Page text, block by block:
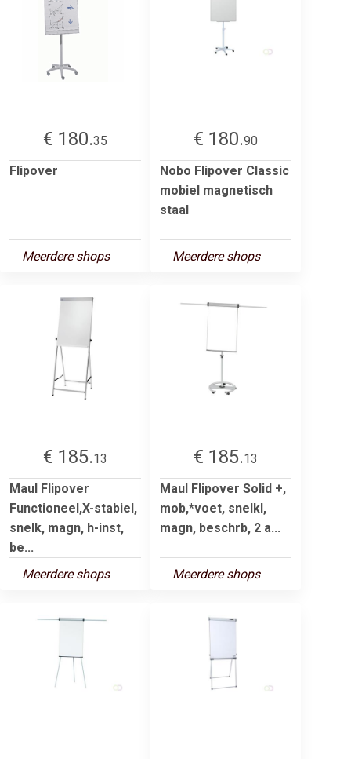
€ 180.35
Flipover
Meerdere shops
€ 180.90
Nobo Flipover Classic
mobiel magnetisch
staal
Meerdere shops
€ 185.13
Maul Flipover
Functioneel,X-stabiel,
snelk, magn, h-inst,
be...
Meerdere shops
€ 185.13
Maul Flipover Solid +,
mob,*voet, snelkl,
magn, beschrb, 2 a...
Meerdere shops